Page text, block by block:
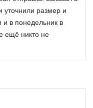
уточнили размер и
в понедельник в
ещё никто не